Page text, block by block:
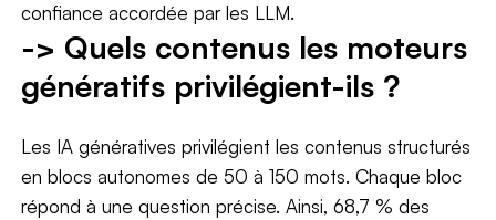
confiance accordée par les LLM.
-> Quels contenus les moteurs
génératifs privilégient-ils ?
Les IA génératives privilégient les contenus structurés
en blocs autonomes de 50 à 150 mots. Chaque bloc
répond à une question précise. Ainsi, 68,7 % des